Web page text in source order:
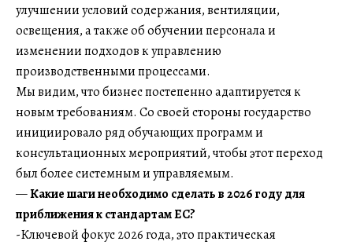
улучшении условий содержания, вентиляции,
освещения, а также об обучении персонала и
изменении подходов к управлению
производственными процессами.
Мы видим, что бизнес постепенно адаптируется к
новым требованиям. Со своей стороны государство
инициировало ряд обучающих программ и
консультационных мероприятий, чтобы этот переход
был более системным и управляемым.
—Какие шаги необходимо сделать в 2026 году для
приближения к стандартам ЕС?
-Ключевой фокус 2026 года, это практическая